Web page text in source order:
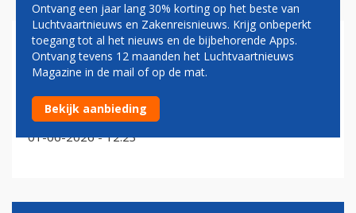
OEGANDA
KLM schrapt vluchten naar Oeganda door Ebola-
gerelateerde reisbeperkingen
01-06-2026 - 12:23
Ontvang een jaar lang 30% korting op het beste van
Luchtvaartnieuws en Zakenreisnieuws. Krijg onbeperkt
toegang tot al het nieuws en de bijbehorende Apps.
Ontvang tevens 12 maanden het Luchtvaartnieuws
Magazine in de mail of op de mat.
Bekijk aanbieding